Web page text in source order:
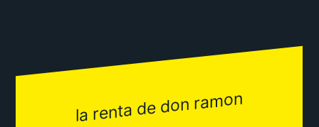
la renta de don ramon